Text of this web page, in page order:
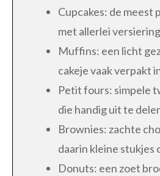
Cupcakes: de meest
met allerlei
Muffins: een licht
cakeje vaak verpakt
Petit fours: simpele
die handig uit te
Brownies: zachte
daarin kleine stukjes
Donuts: een zoet